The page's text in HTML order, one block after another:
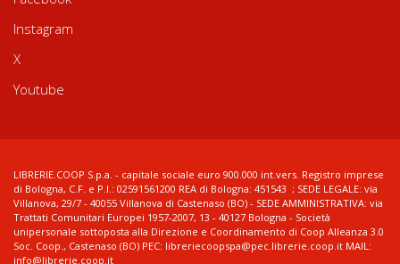
Instagram
X
Youtube
LIBRERIE.COOP S.p.a. - capitale sociale euro 900.000 int.vers. Registro imprese
di Bologna, C.F. e P.I.: 02591561200 REA di Bologna: 451543 ; SEDE LEGALE: via
Villanova, 29/7 - 40055 Villanova di Castenaso (BO) - SEDE AMMINISTRATIVA: via
Trattati Comunitari Europei 1957-2007, 13 - 40127 Bologna - Società
unipersonale sottoposta alla Direzione e Coordinamento di Coop Alleanza 3.0
Soc. Coop., Castenaso (BO) PEC: libreriecoopspa@pec.librerie.coop.it MAIL:
info@librerie.coop.it